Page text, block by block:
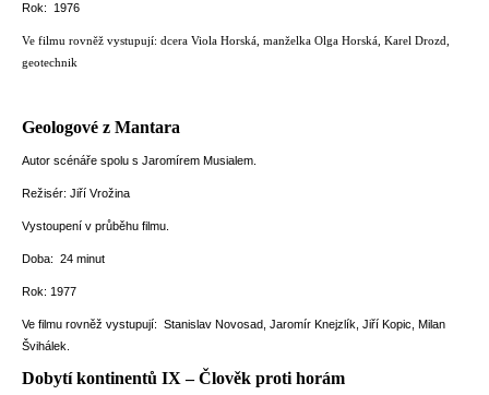
Rok: 1976
Ve filmu rovněž vystupují: dcera Viola Horská, manželka Olga Horská, Karel Drozd,
geotechnik
Geologové z Mantara
Autor scénáře spolu s Jaromírem Musialem.
Režisér: Jiří Vrožina
Vystoupení v průběhu filmu.
Doba: 24 minut
Rok: 1977
Ve filmu rovněž vystupují: Stanislav Novosad, Jaromír Knejzlík, Jiří Kopic, Milan
Švihálek.
Dobytí kontinentů IX – Člověk proti horám